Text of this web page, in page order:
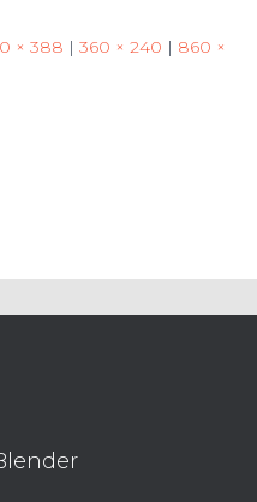
× 388 | 360 × 240 | 860 ×